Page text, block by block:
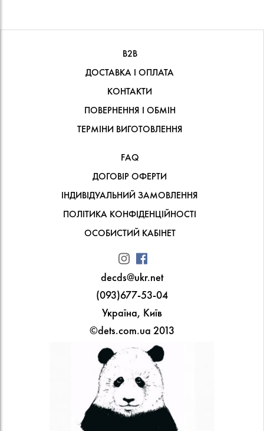
В2В
ДОСТАВКА І ОПЛАТА
КОНТАКТИ
ПОВЕРНЕННЯ І ОБМІН
ТЕРМІНИ ВИГОТОВЛЕННЯ
FAQ
ДОГОВІР ОФЕРТИ
ІНДИВІДУАЛЬНИЙ ЗАМОВЛЕННЯ
ПОЛІТИКА КОНФІДЕНЦІЙНОСТІ
ОСОБИСТИЙ КАБІНЕТ
decds@ukr.net
(093)677-53-04
Україна, Київ
©dets.com.ua 2013